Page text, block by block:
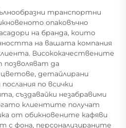
транспортни
опаковъчно
на бранда, които
на вашата компания
Висококачествените
позволяват да
детайлирани
по всички
създавайки незабравими
клиентите получат
от обикновените кафяви
с фона, персонализираните